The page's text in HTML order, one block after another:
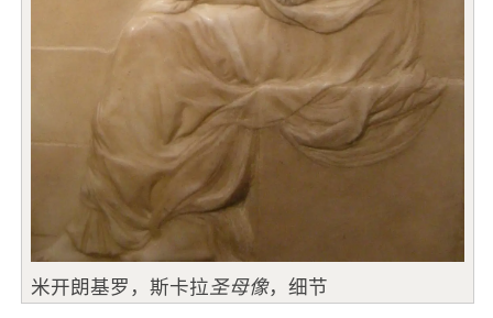
米开朗基罗，斯卡拉圣母像，细节